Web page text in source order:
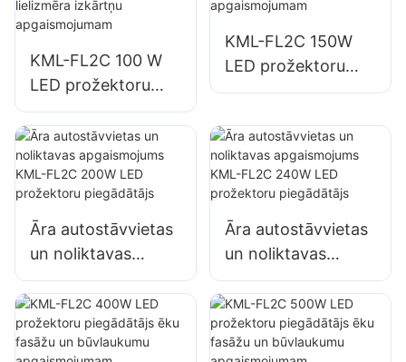
apgaismojums
KML-FL2C 100 W
LED prožektoru
piegādātājs āra
reklāmas stendiem
un lielizmēra
izkārtņu
KML-FL2C 150W
LED prožektoru
piegādātājs āra
apgaismojumam
Āra autostāvvietas
un noliktavas
apgaismojums
KML-FL2C 200W
LED prožektoru
piegādātājs
Āra autostāvvietas
un noliktavas
apgaismojums
KML-FL2C 240W
LED prožektoru
piegādātājs